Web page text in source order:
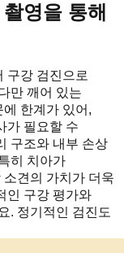
영을 통해
구강 검진으로
만 깨어 있는
한계가 있어,
가 필요할 수
구조와 내부 손상
히 치아가
견의 가치가 더욱
인 구강 평가와
. 정기적인 검진도